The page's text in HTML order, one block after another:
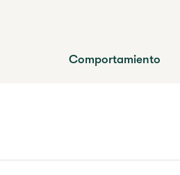
Infancia
Comportamiento